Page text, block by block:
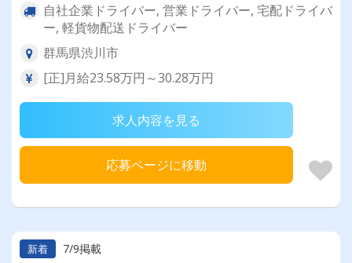
自社企業ドライバー, 営業ドライバー, 宅配ドライバ
ー, 軽貨物配送ドライバー
群馬県渋川市
[正]月給23.58万円～30.28万円
求人内容を見る
応募ページに移動
新着 7/9掲載